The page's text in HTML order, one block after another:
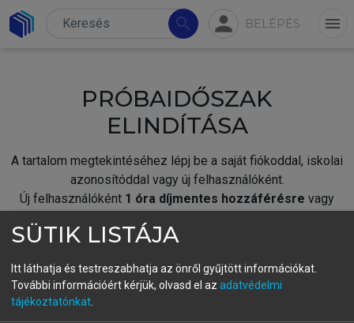
search person BELÉPÉS menu
PRÓBAIDŐSZAK
ELINDÍTÁSA
A tartalom megtekintéséhez lépj be a saját fiókoddal, iskolai
azonosítóddal vagy új felhasználóként.
Új felhasználóként 1 óra díjmentes hozzáférésre vagy
fiókoddal,vagy hozz létre új fiókot.
A regisztráció után apróbaidőszakautomatikusan
SÜTIK LISTÁJA
Itt láthatja és testreszabhatja az önről gyűjtött információkat.
További információért kérjük, olvasd el az adatvédelmi
tájékoztatónkat